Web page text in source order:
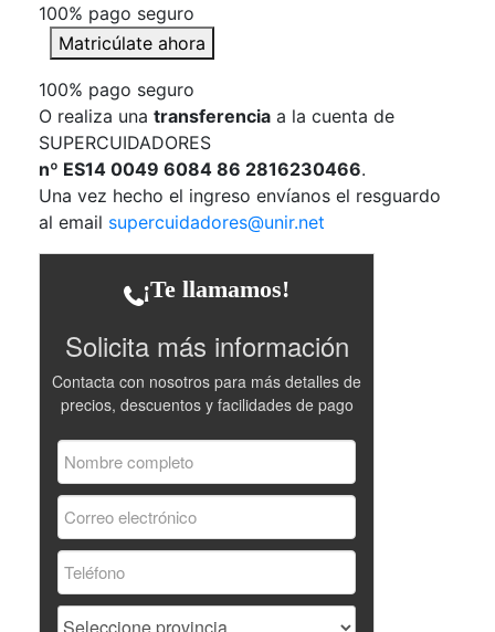
100% pago seguro
Matricúlate ahora
100% pago seguro
O realiza una transferencia a la cuenta de
SUPERCUIDADORES
nº ES14 0049 6084 86 2816230466.
Una vez hecho el ingreso envíanos el resguardo
al email supercuidadores@unir.net
¡Te llamamos!
Solicita más información
Contacta con nosotros para más detalles de
precios, descuentos y facilidades de pago